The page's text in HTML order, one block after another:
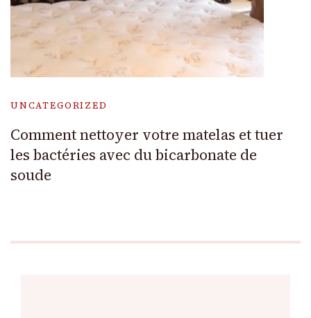
UNCATEGORIZED
Comment nettoyer votre matelas et tuer
les bactéries avec du bicarbonate de
soude